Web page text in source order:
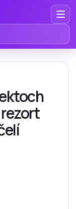
rezort